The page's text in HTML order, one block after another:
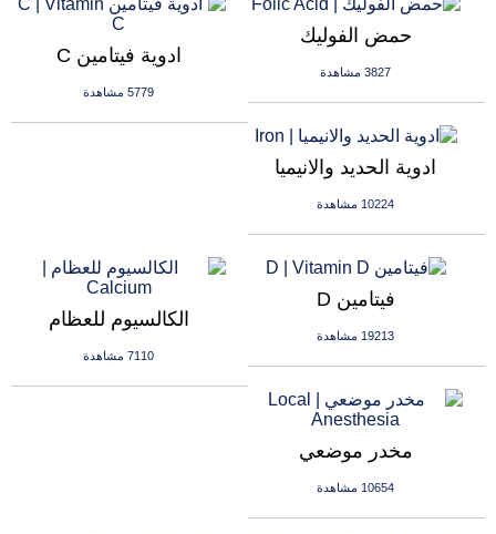
ادوية فيتامين C
5779 مشاهدة
حمض الفوليك
3827 مشاهدة
ادوية الحديد والانيميا
10224 مشاهدة
الكالسيوم للعظام
7110 مشاهدة
فيتامين D
19213 مشاهدة
مخدر موضعي
10654 مشاهدة